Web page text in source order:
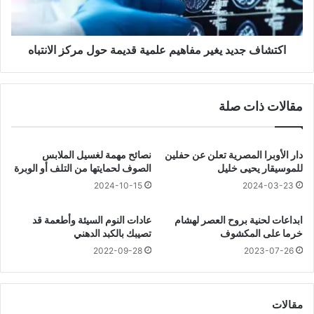
ص
ل
أ
ض
ل
س
ك
و
ا
ر
ف
ج
د
ي
ر
ا
ه
ي
ل
م
ي
ة
ق
اكتشاف جديد يغير مفاهيم علمية قديمة حول مركز الانتباه
مقالات ذات صلة
دار الأوبرا المصرية تعلن عن حفلين
للموسيقار يحيى خليل
2024-03-23
نصائح مهمة لغسيل الملابس
الصوف لحمايتها من التلف أو الوبرة
2024-10-15
ابداعات لحنية بروح العصر لهشام
خرما على المكشوف
2023-07-26
عادات النوم السيئة وأطعمة قد
تصيبك بالكبد الدهني
2022-09-28
مقالات